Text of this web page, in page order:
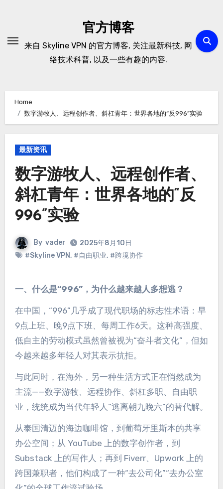
官方博客
来自 Skyline VPN 的官方博客, 关注最新科技, 网
络技术科普, 以及一些有趣的内容.
Home
数字游牧人、远程创作者、斜杠青年：世界各地的“反996”实验
最新资讯
数字游牧人、远程创作者、
斜杠青年：世界各地的“反
996”实验
By vader
2025年8月10日
#Skyline VPN, #自由职业, #跨境协作
一、什么是“996”，为什么越来越人多想逃？
在中国，“996”几乎成了现代职场的标志性术语：早
9点上班、晚9点下班、每周工作6天。这种高强度、
低自主的劳动模式虽然曾被视为“奋斗者文化”，但如
今越来越多年轻人对其表示抗拒。
与此同时，在海外，另一种生活方式正在悄然成为
主流——数字游牧、远程协作、斜杠多职、自由职
业，统统成为当代年轻人“逃离朝九晚六”的替代解。
从泰国清迈的海边咖啡馆，到葡萄牙里斯本的共享
办公空间；从 YouTube 上的数字创作者，到
Substack 上的写作人；再到 Fiverr、Upwork 上的
跨国兼职者，他们构成了一种“去公司化”“去办公室